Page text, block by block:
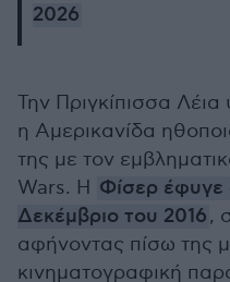
2026
Την Πριγκίπισσα
η Αμερικανίδα
της με τον
Wars. Η Φίσερ έφυγε
Δεκέμβριο του 2016,
αφήνοντας πίσω της
κινηματογραφική